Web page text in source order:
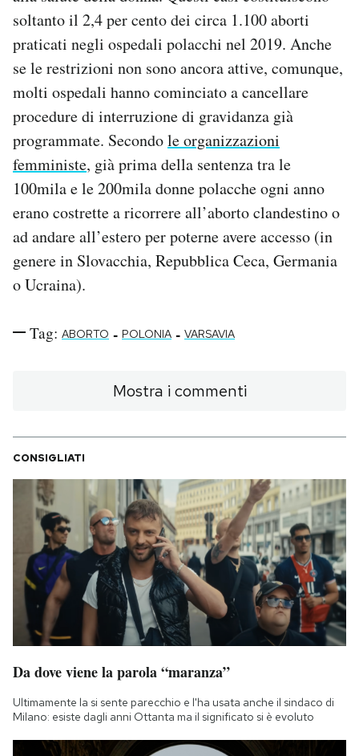
soltanto il 2,4 per cento dei circa 1.100 aborti
praticati negli ospedali polacchi nel 2019. Anche
se le restrizioni non sono ancora attive, comunque,
molti ospedali hanno cominciato a cancellare
procedure di interruzione di gravidanza già
programmate. Secondole organizzazioni
femministe, già prima della sentenza tra le
100mila e le 200mila donne polacche ogni anno
erano costrette a ricorrere all’aborto clandestino o
ad andare all’estero per poterne avere accesso (in
genere in Slovacchia, Repubblica Ceca, Germania
o Ucraina).
Tag: ABORTO - POLONIA - VARSAVIA
Mostra i commenti
CONSIGLIATI
Da dove viene la parola “maranza”
Ultimamente la si sente parecchio e l'ha usata anche il sindaco di
Milano: esiste dagli anni Ottanta ma il significato si è evoluto